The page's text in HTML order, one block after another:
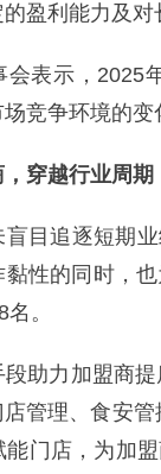
盈利能力及对
会表示，2025
竞争环境的变
穿越行业周期
盲目追逐短期
性的同时，
。
段助力加盟商
管理、食安
门店，为加